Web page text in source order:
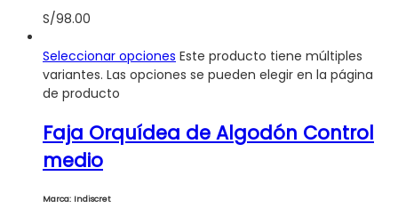
S/98.00
Seleccionar opciones Este producto tiene múltiples
variantes. Las opciones se pueden elegir en la página
de producto
Faja Orquídea de Algodón Control
medio
Marca: Indiscret